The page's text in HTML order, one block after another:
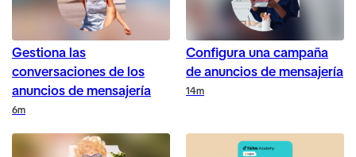
Gestiona las
conversaciones de los
anuncios de mensajería
Duration
6m
Configura una campaña
de anuncios de mensajería
Duration 14m